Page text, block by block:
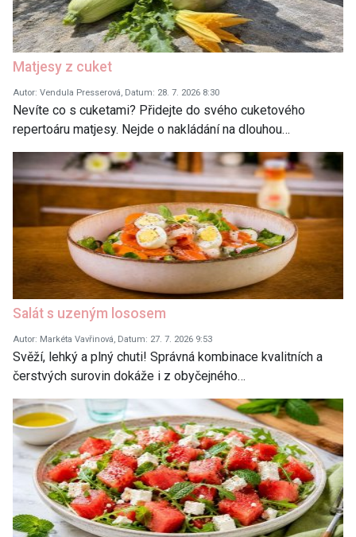
Matjesy z cuket
Autor: Vendula Presserová, Datum: 28. 7. 2026 8:30
Nevíte co s cuketami? Přidejte do svého cuketového
repertoáru matjesy. Nejde o nakládání na dlouhou…
Salát s uzeným lososem
Autor: Markéta Vavřinová, Datum: 27. 7. 2026 9:53
Svěží, lehký a plný chuti! Správná kombinace kvalitních a
čerstvých surovin dokáže i z obyčejného…